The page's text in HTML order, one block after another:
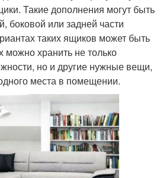
Такие дополнения могут быть
боковой или задней части
таких ящиков может быть
можно хранить не только
но и другие нужные вещи,
места в помещении.